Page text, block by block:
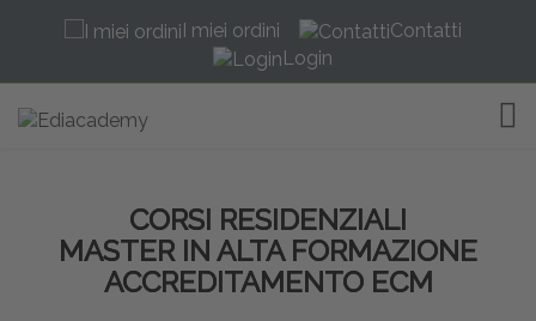
I miei ordini
Contatti
Login
CORSI RESIDENZIALI
MASTER IN ALTA FORMAZIONE
ACCREDITAMENTO ECM